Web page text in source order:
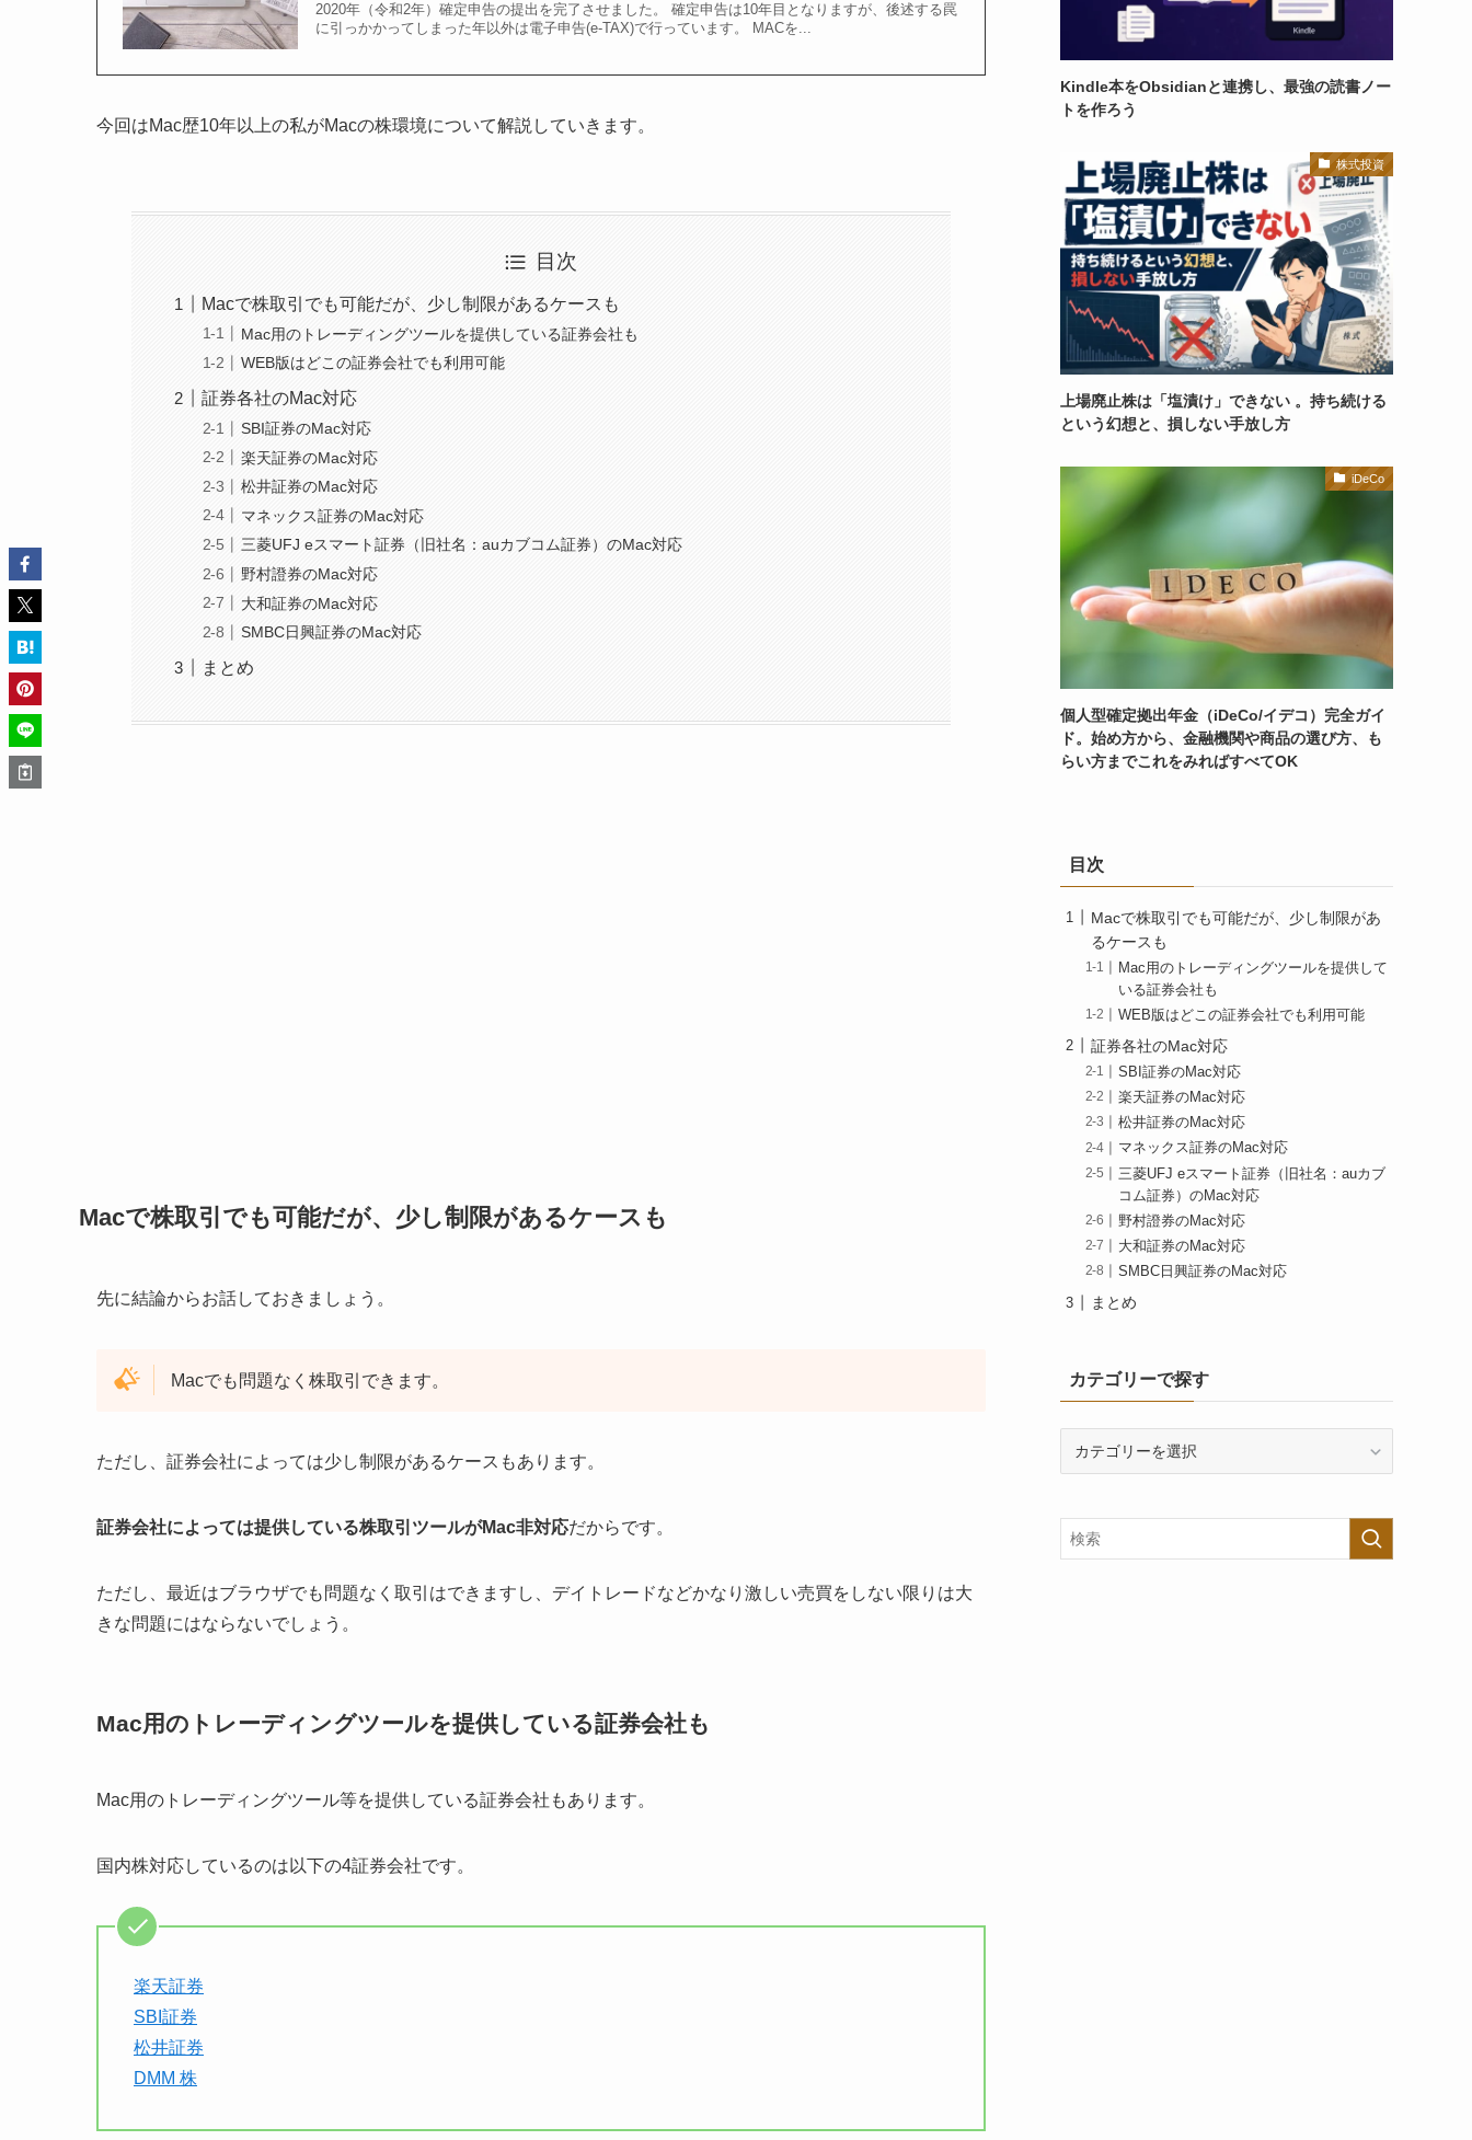
2020年（令和2年）確定申告の提出を完了させました。 確定申告は10年目となりますが、後述する罠
に引っかかってしまった年以外は電子申告(e-TAX)で行っています。 MACを...
今回はMac歴10年以上の私がMacの株環境について解説していきます。
目次
Macで株取引でも可能だが、少し制限があるケースも
Mac用のトレーディングツールを提供している証券会社も
WEB版はどこの証券会社でも利用可能
証券各社のMac対応
SBI証券のMac対応
楽天証券のMac対応
松井証券のMac対応
マネックス証券のMac対応
三菱UFJ eスマート証券（旧社名：auカブコム証券）のMac対応
野村證券のMac対応
大和証券のMac対応
SMBC日興証券のMac対応
まとめ
Macで株取引でも可能だが、少し制限があるケースも
先に結論からお話しておきましょう。
Macでも問題なく株取引できます。
ただし、証券会社によっては少し制限があるケースもあります。
証券会社によっては提供している株取引ツールがMac非対応だからです。
ただし、最近はブラウザでも問題なく取引はできますし、デイトレードなどかなり激しい売買をしない限りは大
きな問題にはならないでしょう。
Mac用のトレーディングツールを提供している証券会社も
Mac用のトレーディングツール等を提供している証券会社もあります。
国内株対応しているのは以下の4証券会社です。
楽天証券
SBI証券
松井証券
DMM 株
Kindle本をObsidianと連携し、最強の読書ノー
トを作ろう
株式投資
上場廃止株は「塩漬け」できない 。持ち続ける
という幻想と、損しない手放し方
iDeCo
個人型確定拠出年金（iDeCo/イデコ）完全ガイ
ド。始め方から、金融機関や商品の選び方、も
らい方までこれをみればすべてOK
目次
Macで株取引でも可能だが、少し制限があ
るケースも
Mac用のトレーディングツールを提供して
いる証券会社も
WEB版はどこの証券会社でも利用可能
証券各社のMac対応
SBI証券のMac対応
楽天証券のMac対応
松井証券のMac対応
マネックス証券のMac対応
三菱UFJ eスマート証券（旧社名：auカブ
コム証券）のMac対応
野村證券のMac対応
大和証券のMac対応
SMBC日興証券のMac対応
まとめ
カテゴリーで探す
ー
で